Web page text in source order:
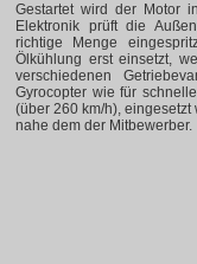
Gestartet wird der Motor
Elektronik prüft die
richtige Menge
Ölkühlung erst einsetzt,
verschiedenen
Gyrocopter wie für
(über 260 km/h),
nahe dem der Mitbewerber.